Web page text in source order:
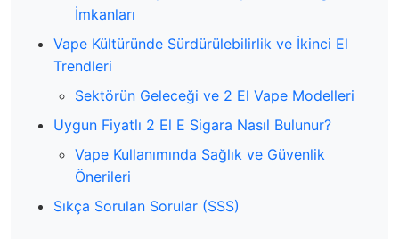
İmkanları
Vape Kültüründe Sürdürülebilirlik ve İkinci El
Trendleri
Sektörün Geleceği ve 2 El Vape Modelleri
Uygun Fiyatlı 2 El E Sigara Nasıl Bulunur?
Vape Kullanımında Sağlık ve Güvenlik
Önerileri
Sıkça Sorulan Sorular (SSS)